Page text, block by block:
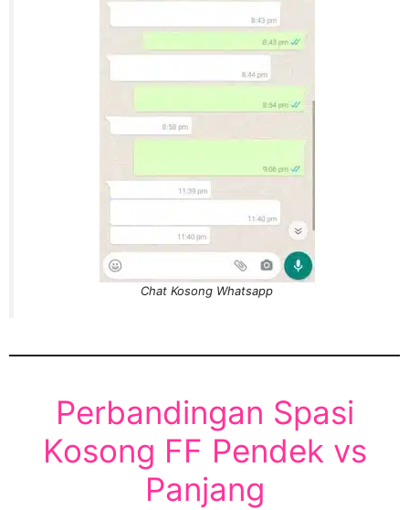
Chat Kosong Whatsapp
Perbandingan Spasi
Kosong FF Pendek vs
Panjang